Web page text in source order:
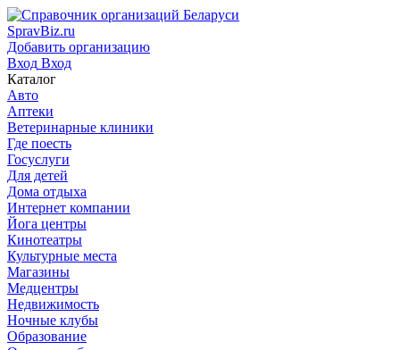
SpravBiz.ru
Добавить организацию
Вход Вход
Каталог
Авто
Аптеки
Ветеринарные клиники
Где поесть
Госуслуги
Для детей
Дома отдыха
Интернет компании
Йога центры
Кинотеатры
Культурные места
Магазины
Медцентры
Недвижимость
Ночные клубы
Образование